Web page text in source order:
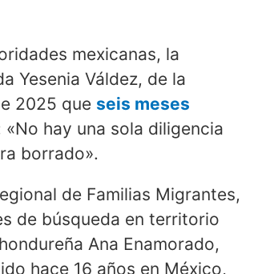
mexicanas, la
Yesenia Váldez, de la
2025 que seis meses
«No hay una sola diligencia
borrado».
de Familias Migrantes,
de búsqueda en territorio
Ana Enamorado,
hace 16 años en México,